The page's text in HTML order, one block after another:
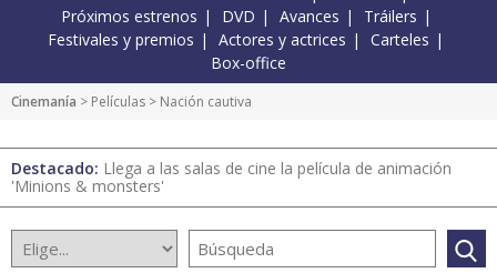
Próximos estrenos
DVD Avances
Tráilers
Festivales y premios
Actores y actrices
Carteles
Box-office
Cinemanía > Películas > Nación cautiva
Destacado: Llega a las salas de cine la película de animación
'Minions & monsters'